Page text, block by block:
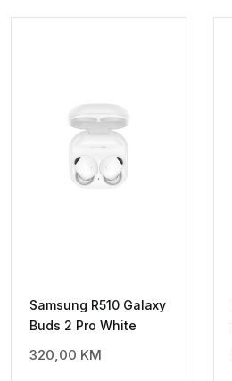
Samsung R510 Galaxy
Buds 2 Pro White
320,00 KM